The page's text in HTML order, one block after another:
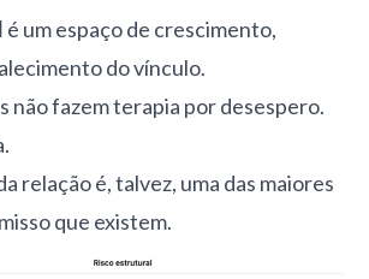
é um espaço de crescimento,
do vínculo.
não fazem terapia por desespero.
relação é, talvez, uma das maiores
que existem.